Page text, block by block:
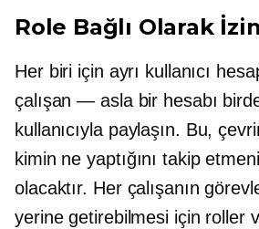
Role Bağlı Olarak
Her biri için ayrı kullanıcı
çalışan — aslabir hesabı
kullanıcıyla paylaşın. Bu,
kimin ne yaptığını takip
olacaktır. Her çalışanın
yerine getirebilmesi için roller